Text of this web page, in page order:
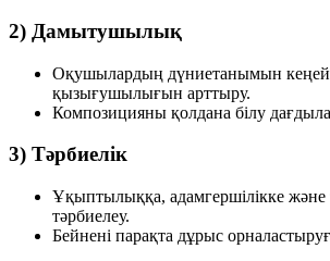
2) Дамытушылық
Оқушылардың дүниетанымын
қызығушылығын арттыру.
Композицияны қолдана білу
3) Тәрбиелік
Ұқыптылыққа, адамгершілікке және
тәрбиелеу.
Бейнені парақта дұрыс